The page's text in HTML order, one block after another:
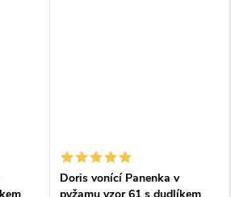
Doris vonící Panenka v